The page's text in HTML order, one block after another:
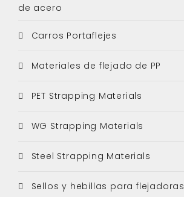
de acero
Carros Portaflejes
Materiales de flejado de PP
PET Strapping Materials
WG Strapping Materials
Steel Strapping Materials
Sellos y hebillas para flejadoras